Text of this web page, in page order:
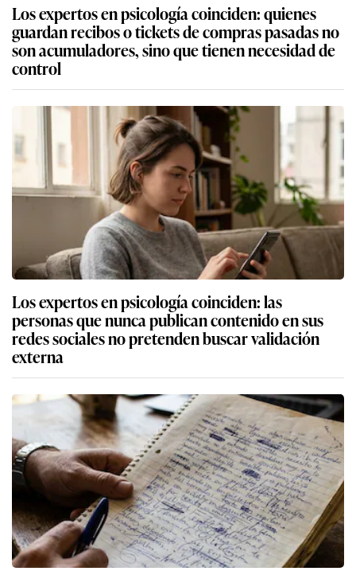
Los expertos en psicología coinciden: quienes
guardan recibos o tickets de compras pasadas no
son acumuladores, sino que tienen necesidad de
control
Los expertos en psicología coinciden: las
personas que nunca publican contenido en sus
redes sociales no pretenden buscar validación
externa